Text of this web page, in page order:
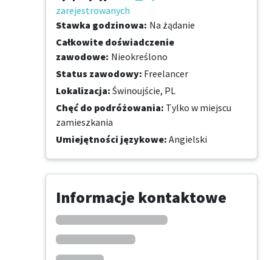
zarejestrowanych
Stawka godzinowa: Na żądanie
Całkowite doświadczenie
zawodowe: Nieokreślono
Status zawodowy: Freelancer
Lokalizacja: Świnoujście, PL
Chęć do podróżowania: Tylko w miejscu
zamieszkania
Umiejętności językowe: Angielski
Informacje kontaktowe